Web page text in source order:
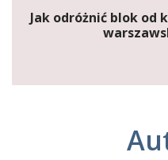
Jak odróżnić blok od